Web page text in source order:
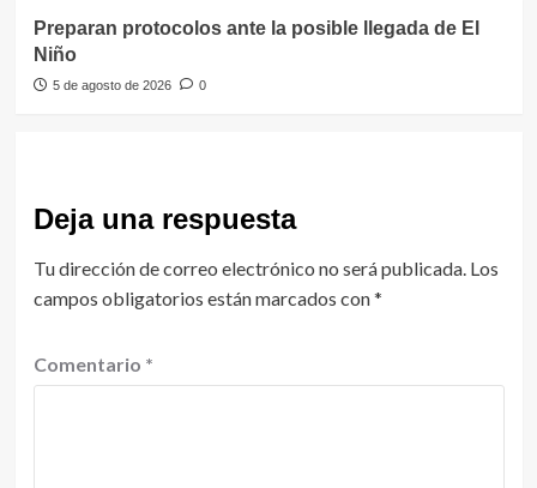
Preparan protocolos ante la posible llegada de El
Niño
5 de agosto de 2026 0
Deja una respuesta
Tu dirección de correo electrónico no será publicada. Los
campos obligatorios están marcados con*
Comentario *